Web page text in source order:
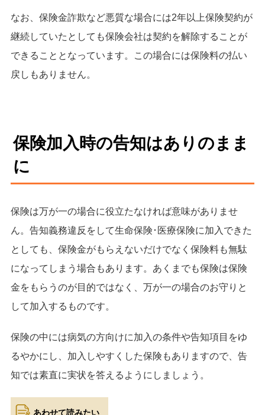
なお、保険金詐欺など悪質な場合には2年以上保険契約が
継続していたとしても保険会社は契約を解除することが
できることとなっています。この場合には保険料の払い
戻しもありません。
保険加入時の告知はありのまま
に
保険は万が一の場合に役立たなければ意味がありませ
ん。告知義務違反をして生命保険･医療保険に加入できた
としても、保険金がもらえないだけでなく保険料も無駄
になってしまう場合もあります。あくまでも保険は保険
金をもらうのが目的ではなく、万が一の場合のお守りと
して加入するものです。
保険の中には病気の方向けに加入の条件や告知項目をゆ
るやかにし、加入しやすくした保険もありますので、告
知では素直に実状を答えるようにしましょう。